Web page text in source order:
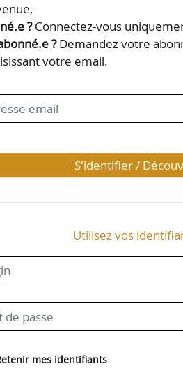
?Connectez-vous
?Demandez votre
votre email.
S'identifier /
Utilisez vos
mes identifiants